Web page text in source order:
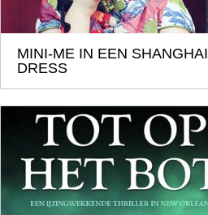
MINI-ME IN EEN SHANGHAI
DRESS